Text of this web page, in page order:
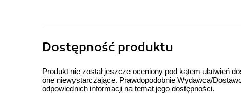
Dostępność produktu
Produkt nie został jeszcze oceniony pod kątem ułatwień
one niewystarczające. Prawdopodobnie Wydawca/
odpowiednich informacji na temat jego dostępności.